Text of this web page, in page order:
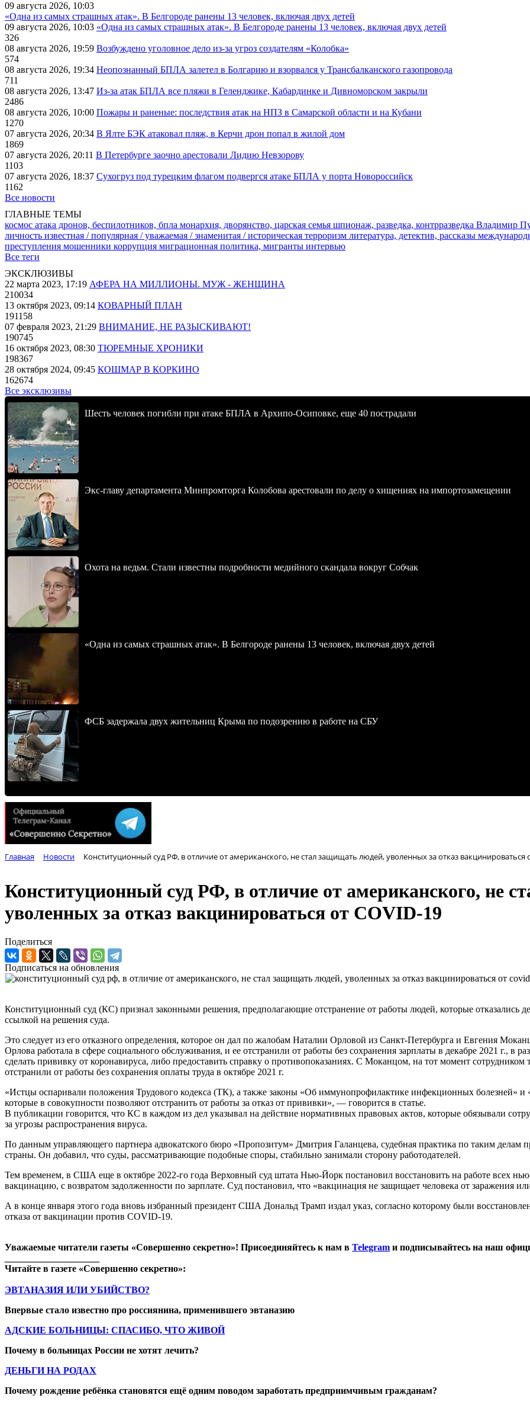
09 августа 2026, 10:03
«Одна из самых страшных атак». В Белгороде ранены 13 человек, включая двух детей
09 августа 2026, 10:03 «Одна из самых страшных атак». В Белгороде ранены 13 человек, включая двух детей
326
08 августа 2026, 19:59 Возбуждено уголовное дело из-за угроз создателям «Колобка»
574
08 августа 2026, 19:34 Неопознанный БПЛА залетел в Болгарию и взорвался у Трансбалканского газопровода
711
08 августа 2026, 13:47 Из-за атак БПЛА все пляжи в Геленджике, Кабардинке и Дивноморском закрыли
2486
08 августа 2026, 10:00 Пожары и раненые: последствия атак на НПЗ в Самарской области и на Кубани
1270
07 августа 2026, 20:34 В Ялте БЭК атаковал пляж, в Керчи дрон попал в жилой дом
1869
07 августа 2026, 20:11 В Петербурге заочно арестовали Лидию Невзорову
1103
07 августа 2026, 18:37 Сухогруз под турецким флагом подвергся атаке БПЛА у порта Новороссийск
1162
Все новости
ГЛАВНЫЕ ТЕМЫ
космос атака дронов, беспилотников, бпла монархия, дворянство, царская семья шпионаж, разведка, контрразведка Владимир
личность известная / популярная / уважаемая / знаменитая / историческая терроризм литература, детектив, рассказы
преступления мошенники коррупция миграционная политика, мигранты интервью
Все теги
ЭКСКЛЮЗИВЫ
22 марта 2023, 17:19 АФЕРА НА МИЛЛИОНЫ. МУЖ - ЖЕНЩИНА
210034
13 октября 2023, 09:14 КОВАРНЫЙ ПЛАН
191158
07 февраля 2023, 21:29 ВНИМАНИЕ, НЕ РАЗЫСКИВАЮТ!
190745
16 октября 2023, 08:30 ТЮРЕМНЫЕ ХРОНИКИ
198367
28 октября 2024, 09:45 КОШМАР В КОРКИНО
162674
Все эксклюзивы
Шесть человек погибли при атаке БПЛА в Архипо-Осиповке, еще 40 пострадали
Экс-главу департамента Минпромторга Колобова арестовали по делу о хищениях на импортозамещении
Охота на ведьм. Стали известны подробности медийного скандала вокруг Собчак
«Одна из самых страшных атак». В Белгороде ранены 13 человек, включая двух детей
ФСБ задержала двух жительниц Крыма по подозрению в работе на СБУ
Главная Новости Конституционный суд РФ, в отличие от американского, не стал защищать людей, уволенных за отказ вакцинироваться
Конституционный суд РФ, в отличие от американского, не
уволенных за отказ вакцинироваться от COVID-19
Поделиться
Подписаться на обновления
Конституционный суд (КС) признал законными решения, предполагающие отстранение от работы людей, которые отказались
ссылкой на решения суда.
Это следует из его отказного определения, которое он дал по жалобам Наталии Орловой из Санкт-Петербурга и Евгения
Орлова работала в сфере социального обслуживания, и ее отстранили от работы без сохранения зарплаты в декабре 2021 г., в
сделать прививку от коронавируса, либо предоставить справку о противопоказаниях. С Моканцом, на тот момент
отстранили от работы без сохранения оплаты труда в октябре 2021 г.
«Истцы оспаривали положения Трудового кодекса (ТК), а также законы «Об иммунопрофилактике инфекционных болезней» и
которые в совокупности позволяют отстранить от работы за отказ от прививки», — говорится в статье.
В публикации говорится, что КС в каждом из дел указывал на действие нормативных правовых актов, которые обязывали
за угрозы распространения вируса.
По данным управляющего партнера адвокатского бюро «Пропозитум» Дмитрия Галанцева, судебная практика по таким делам
страны. Он добавил, что суды, рассматривающие подобные споры, стабильно занимали сторону работодателей.
Тем временем, в США еще в октябре 2022-го года Верховный суд штата Нью-Йорк постановил восстановить на работе всех
вакцинацию, с возвратом задолженности по зарплате. Суд постановил, что «вакцинация не защищает человека от заражения
А в конце января этого года вновь избранный президент США Дональд Трамп издал указ, согласно которому были
отказа от вакцинации против COVID-19.
Уважаемые читатели газеты «Совершенно секретно»! Присоединяйтесь к нам в Telegram и подписывайтесь на наш
Читайте в газете «Совершенно секретно»:
ЭВТАНАЗИЯ ИЛИ УБИЙСТВО?
Впервые стало известно про россиянина, применившего эвтаназию
АДСКИЕ БОЛЬНИЦЫ: СПАСИБО, ЧТО ЖИВОЙ
Почему в больницах России не хотят лечить?
ДЕНЬГИ НА РОДАХ
Почему рождение ребёнка становятся ещё одним поводом заработать предприимчивым гражданам?